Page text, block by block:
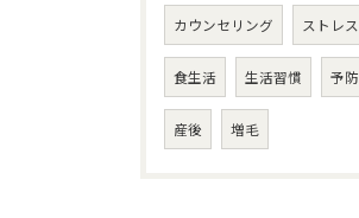
カウンセリング ストレス
食生活 生活習慣 予防
産後 増毛